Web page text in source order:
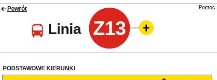
Powrót
Linia Z13
Pomoc
PODSTAWOWE KIERUNKI